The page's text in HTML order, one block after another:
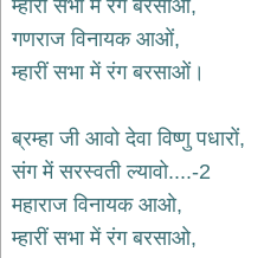
bhajans
साईं
भजन
जैन
भजन
jain
bhajans
म्हारीं सभा में रंग बरसाओ,
गणराज विनायक आओं,
म्हारीं सभा में रंग बरसाओं।
ब्रम्हा जी आवो देवा विष्णु पधारों,
संग में सरस्वती ल्यावो....-2
महाराज विनायक आओ,
म्हारीं सभा में रंग बरसाओ,